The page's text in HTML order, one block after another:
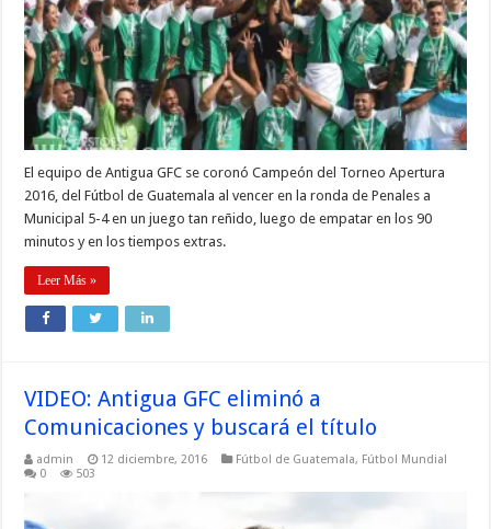
El equipo de Antigua GFC se coronó Campeón del Torneo Apertura
2016, del Fútbol de Guatemala al vencer en la ronda de Penales a
Municipal 5-4 en un juego tan reñido, luego de empatar en los 90
minutos y en los tiempos extras.
Leer Más »
VIDEO: Antigua GFC eliminó a
Comunicaciones y buscará el título
admin 12 diciembre, 2016 Fútbol de Guatemala, Fútbol Mundial
0
503